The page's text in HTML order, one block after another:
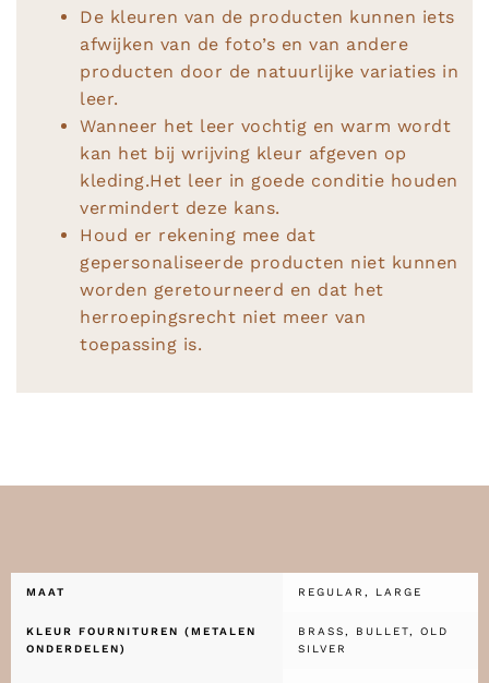
De kleuren van de producten kunnen iets
afwijken van de foto’s en van andere
producten door de natuurlijke variaties in
leer.
Wanneer het leer vochtig en warm wordt
kan het bij wrijving kleur afgeven op
kleding.Het leer in goede conditie houden
vermindert deze kans.
Houd er rekening mee dat
gepersonaliseerde producten niet kunnen
worden geretourneerd en dat het
herroepingsrecht niet meer van
toepassing is.
MAAT REGULAR, LARGE
KLEUR FOURNITUREN (METALEN
ONDERDELEN)
BRASS, BULLET, OLD
SILVER